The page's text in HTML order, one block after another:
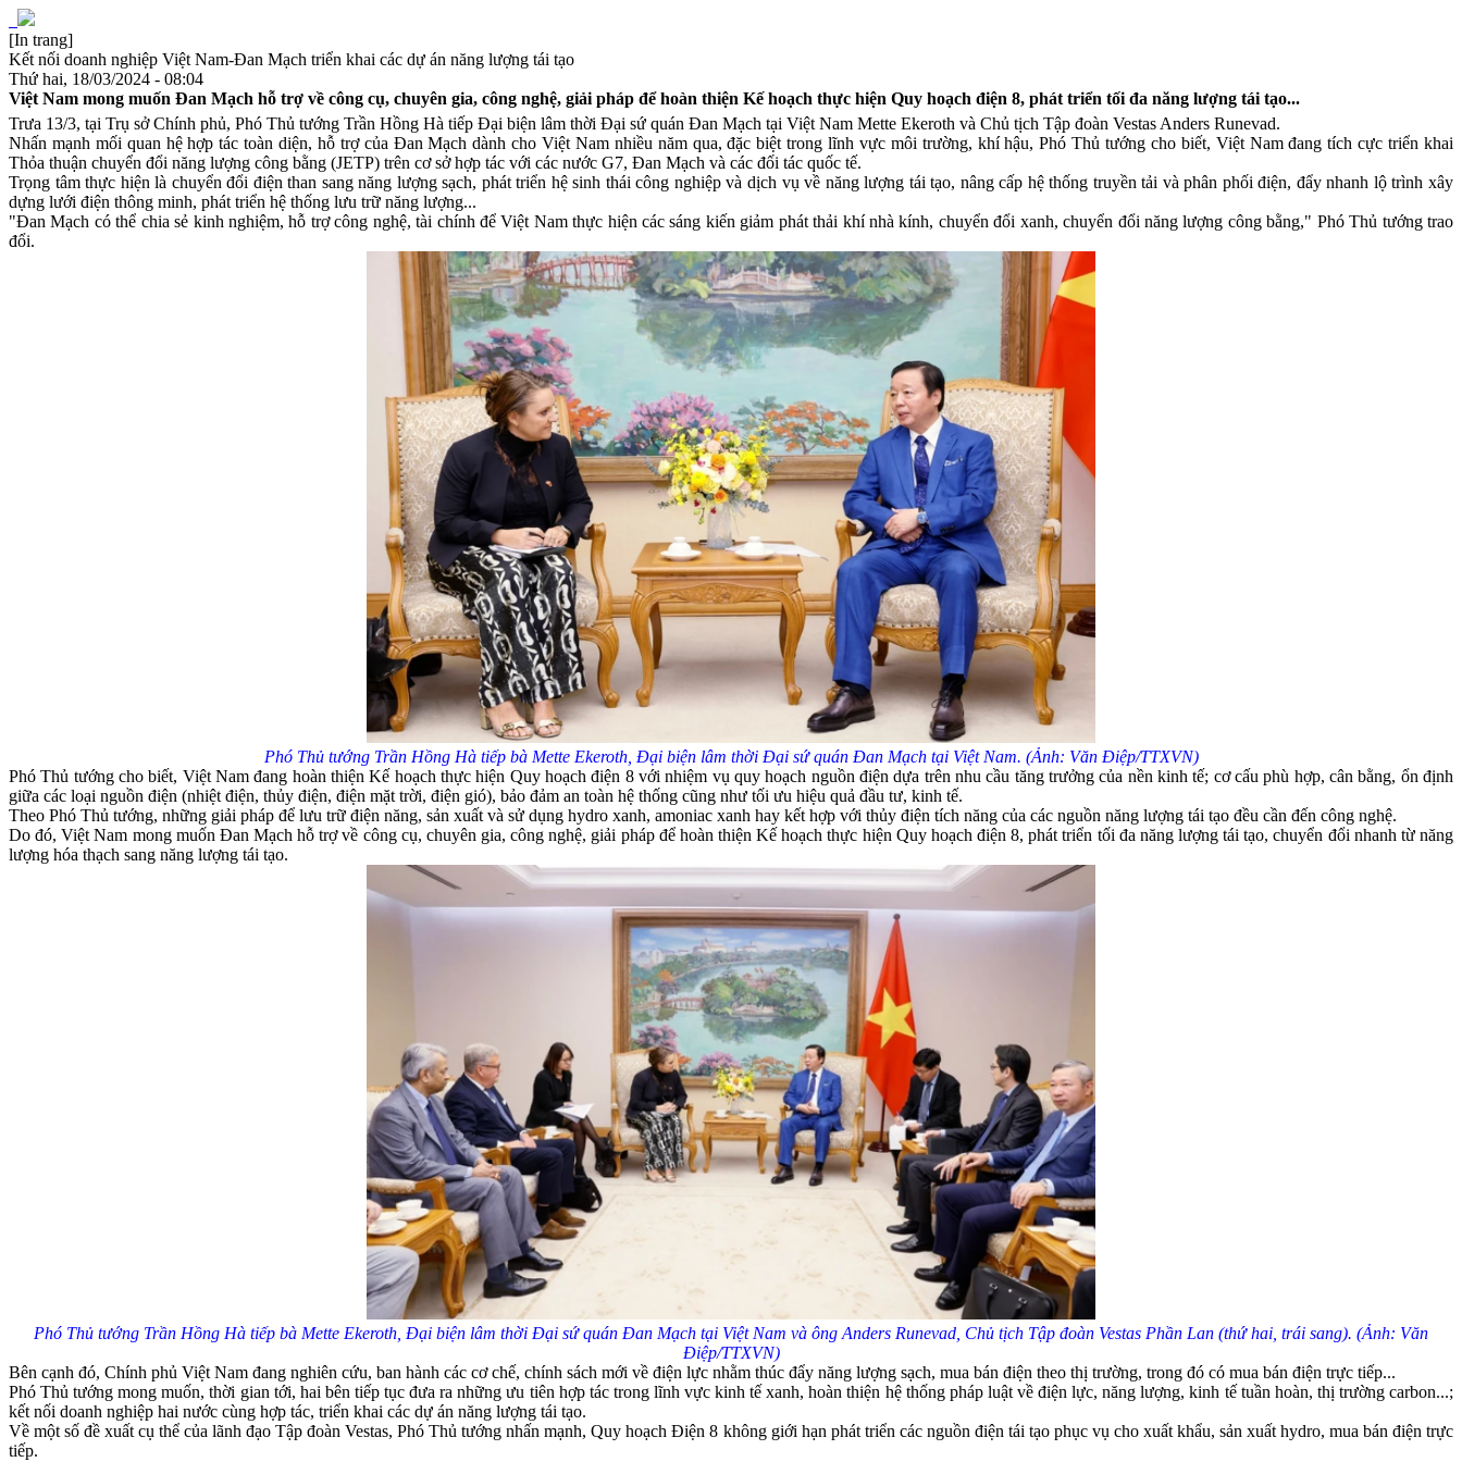
[In trang]
Kết nối doanh nghiệp Việt Nam-Đan Mạch triển khai các dự án năng lượng tái tạo
Thứ hai, 18/03/2024 - 08:04
Việt Nam mong muốn Đan Mạch hỗ trợ về công cụ, chuyên gia, công nghệ, giải pháp để hoàn thiện Kế hoạch thực hiện Quy hoạch điện 8, phát triển tối đa năng lượng tái tạo...
Trưa 13/3, tại Trụ sở Chính phủ, Phó Thủ tướng Trần Hồng Hà tiếp Đại biện lâm thời Đại sứ quán Đan Mạch tại Việt Nam Mette Ekeroth và Chủ tịch Tập đoàn Vestas Anders Runevad.
Nhấn mạnh mối quan hệ hợp tác toàn diện, hỗ trợ của Đan Mạch dành cho Việt Nam nhiều năm qua, đặc biệt trong lĩnh vực môi trường, khí hậu, Phó Thủ tướng cho biết, Việt Nam đang tích cực triển khai
Thỏa thuận chuyển đổi năng lượng công bằng (JETP) trên cơ sở hợp tác với các nước G7, Đan Mạch và các đối tác quốc tế.
Trọng tâm thực hiện là chuyển đổi điện than sang năng lượng sạch, phát triển hệ sinh thái công nghiệp và dịch vụ về năng lượng tái tạo, nâng cấp hệ thống truyền tải và phân phối điện, đẩy nhanh lộ trình xây
dựng lưới điện thông minh, phát triển hệ thống lưu trữ năng lượng...
"Đan Mạch có thể chia sẻ kinh nghiệm, hỗ trợ công nghệ, tài chính để Việt Nam thực hiện các sáng kiến giảm phát thải khí nhà kính, chuyển đổi xanh, chuyển đổi năng lượng công bằng," Phó Thủ tướng trao
đổi.
Phó Thủ tướng Trần Hồng Hà tiếp bà Mette Ekeroth, Đại biện lâm thời Đại sứ quán Đan Mạch tại Việt Nam. (Ảnh: Văn Điệp/TTXVN)
Phó Thủ tướng cho biết, Việt Nam đang hoàn thiện Kế hoạch thực hiện Quy hoạch điện 8 với nhiệm vụ quy hoạch nguồn điện dựa trên nhu cầu tăng trưởng của nền kinh tế; cơ cấu phù hợp, cân bằng, ổn định
giữa các loại nguồn điện (nhiệt điện, thủy điện, điện mặt trời, điện gió), bảo đảm an toàn hệ thống cũng như tối ưu hiệu quả đầu tư, kinh tế.
Theo Phó Thủ tướng, những giải pháp để lưu trữ điện năng, sản xuất và sử dụng hydro xanh, amoniac xanh hay kết hợp với thủy điện tích năng của các nguồn năng lượng tái tạo đều cần đến công nghệ.
Do đó, Việt Nam mong muốn Đan Mạch hỗ trợ về công cụ, chuyên gia, công nghệ, giải pháp để hoàn thiện Kế hoạch thực hiện Quy hoạch điện 8, phát triển tối đa năng lượng tái tạo, chuyển đổi nhanh từ năng
lượng hóa thạch sang năng lượng tái tạo.
Phó Thủ tướng Trần Hồng Hà tiếp bà Mette Ekeroth, Đại biện lâm thời Đại sứ quán Đan Mạch tại Việt Nam và ông Anders Runevad, Chủ tịch Tập đoàn Vestas Phần Lan (thứ hai, trái sang). (Ảnh: Văn
Điệp/TTXVN)
Bên cạnh đó, Chính phủ Việt Nam đang nghiên cứu, ban hành các cơ chế, chính sách mới về điện lực nhằm thúc đẩy năng lượng sạch, mua bán điện theo thị trường, trong đó có mua bán điện trực tiếp...
Phó Thủ tướng mong muốn, thời gian tới, hai bên tiếp tục đưa ra những ưu tiên hợp tác trong lĩnh vực kinh tế xanh, hoàn thiện hệ thống pháp luật về điện lực, năng lượng, kinh tế tuần hoàn, thị trường carbon...;
kết nối doanh nghiệp hai nước cùng hợp tác, triển khai các dự án năng lượng tái tạo.
Về một số đề xuất cụ thể của lãnh đạo Tập đoàn Vestas, Phó Thủ tướng nhấn mạnh, Quy hoạch Điện 8 không giới hạn phát triển các nguồn điện tái tạo phục vụ cho xuất khẩu, sản xuất hydro, mua bán điện trực
tiếp.